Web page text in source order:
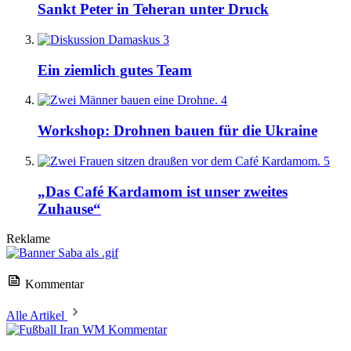
Sankt Peter in Teheran unter Druck
3
Ein ziemlich gutes Team
4
Workshop: Drohnen bauen für die Ukraine
5
„Das Café Kardamom ist unser zweites
Zuhause“
Reklame
Kommentar
Alle Artikel
Kommentar